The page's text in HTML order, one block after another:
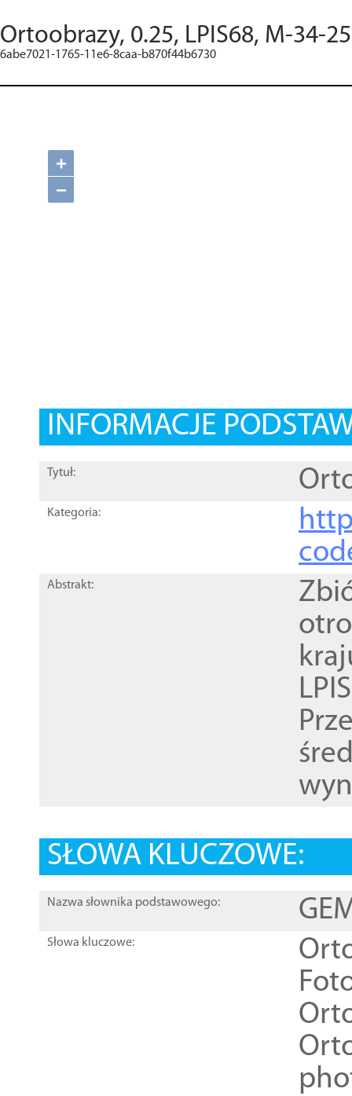
Ortoobrazy, 0.25, LPIS68, M-34-
6abe7021-1765-11e6-8caa-b870f44b6730
+
−
INFORMACJE
Tytuł:
Kategoria:
Abstrakt:
SŁOWA KLUCZOWE:
Nazwa słownika podstawowego:
Słowa kluczowe: